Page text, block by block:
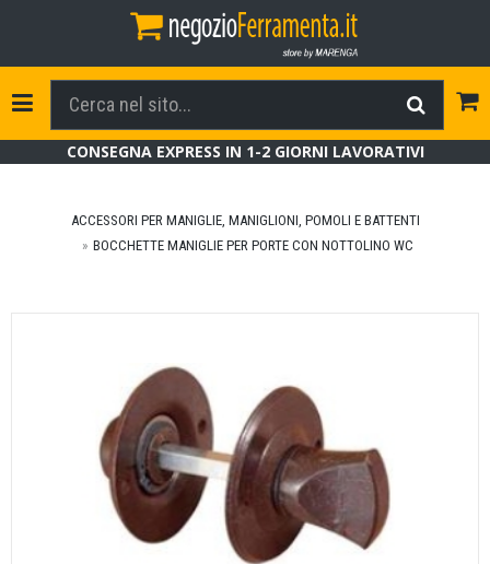
Toggle Navigation
CONSEGNA EXPRESS IN 1-2 GIORNI LAVORATIVI
ACCESSORI PER MANIGLIE, MANIGLIONI, POMOLI E BATTENTI
BOCCHETTE MANIGLIE PER PORTE CON NOTTOLINO WC